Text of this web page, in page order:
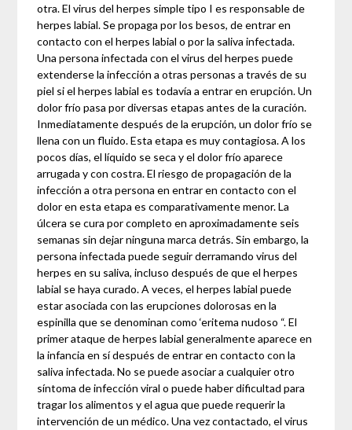
otra. El virus del herpes simple tipo I es responsable de
herpes labial. Se propaga por los besos, de entrar en
contacto con el herpes labial o por la saliva infectada.
Una persona infectada con el virus del herpes puede
extenderse la infección a otras personas a través de su
piel si el herpes labial es todavía a entrar en erupción. Un
dolor frío pasa por diversas etapas antes de la curación.
Inmediatamente después de la erupción, un dolor frío se
llena con un fluido. Esta etapa es muy contagiosa. A los
pocos días, el líquido se seca y el dolor frío aparece
arrugada y con costra. El riesgo de propagación de la
infección a otra persona en entrar en contacto con el
dolor en esta etapa es comparativamente menor. La
úlcera se cura por completo en aproximadamente seis
semanas sin dejar ninguna marca detrás. Sin embargo, la
persona infectada puede seguir derramando virus del
herpes en su saliva, incluso después de que el herpes
labial se haya curado. A veces, el herpes labial puede
estar asociada con las erupciones dolorosas en la
espinilla que se denominan como ‘eritema nudoso “. El
primer ataque de herpes labial generalmente aparece en
la infancia en sí después de entrar en contacto con la
saliva infectada. No se puede asociar a cualquier otro
síntoma de infección viral o puede haber dificultad para
tragar los alimentos y el agua que puede requerir la
intervención de un médico. Una vez contactado, el virus